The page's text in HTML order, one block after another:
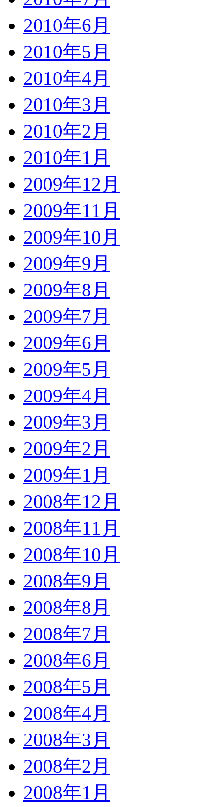
2010年6月
2010年5月
2010年4月
2010年3月
2010年2月
2010年1月
2009年12月
2009年11月
2009年10月
2009年9月
2009年8月
2009年7月
2009年6月
2009年5月
2009年4月
2009年3月
2009年2月
2009年1月
2008年12月
2008年11月
2008年10月
2008年9月
2008年8月
2008年7月
2008年6月
2008年5月
2008年4月
2008年3月
2008年2月
2008年1月